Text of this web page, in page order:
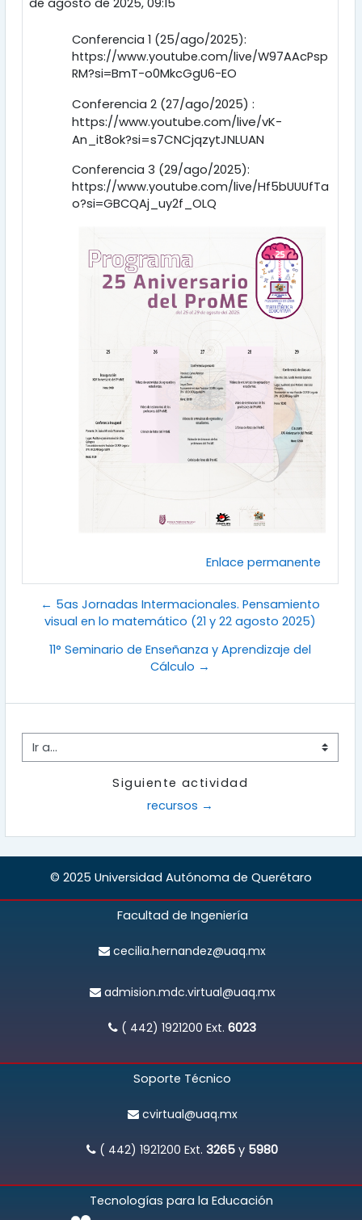
de agosto de 2025, 09:15
Conferencia 1 (25/ago/2025):
https://www.youtube.com/live/W97AAcPsp
RM?si=BmT-o0MkcGgU6-EO
Conferencia 2 (27/ago/2025) :
https://www.youtube.com/live/vK-
An_it8ok?si=s7CNCjqzytJNLUAN
Conferencia 3 (29/ago/2025):
https://www.youtube.com/live/Hf5bUUUfTa
o?si=GBCQAj_uy2f_OLQ
Enlace permanente
← 5as Jornadas Intermacionales. Pensamiento
visual en lo matemático (21 y 22 agosto 2025)
11° Seminario de Enseñanza y Aprendizaje del
Cálculo →
Ir a...
Siguiente actividad
recursos →
© 2025 Universidad Autónoma de Querétaro
Facultad de Ingeniería
cecilia.hernandez@uaq.mx
admision.mdc.virtual@uaq.mx
( 442) 1921200Ext.6023
Soporte Técnico
cvirtual@uaq.mx
( 442) 1921200Ext.3265y 5980
Tecnologías para la Educación